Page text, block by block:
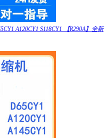
A120CY1 S118CY1 【R290A】全新